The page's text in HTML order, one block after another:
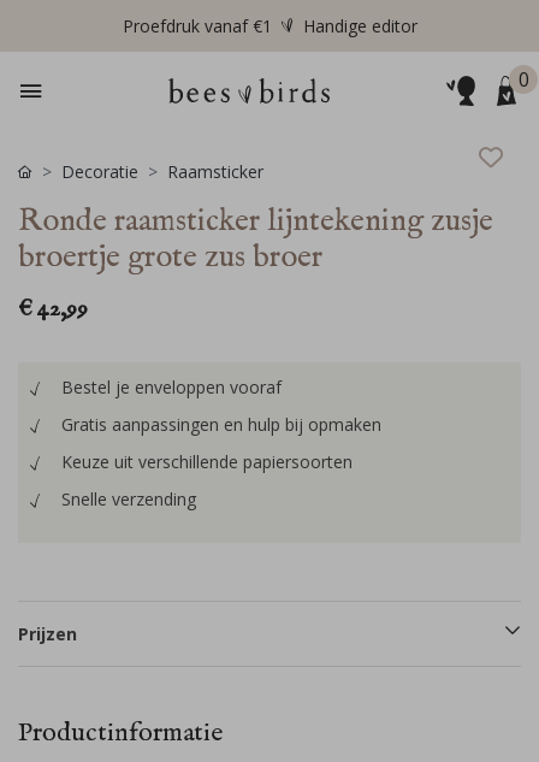
Proefdruk vanaf €1 Handige editor
0
Decoratie Raamsticker
Ronde raamsticker lijntekening zusje
broertje grote zus broer
€ 42,99
Bestel je enveloppen vooraf
Gratis aanpassingen en hulp bij opmaken
Keuze uit verschillende papiersoorten
Snelle verzending
Prijzen
Productinformatie